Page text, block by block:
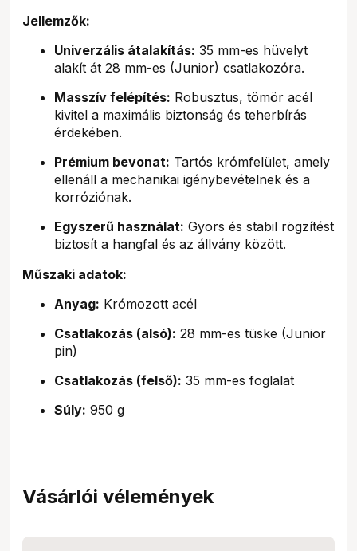
Jellemzők:
Univerzális átalakítás: 35 mm-es hüvelyt
alakít át 28 mm-es (Junior) csatlakozóra.
Masszív felépítés: Robusztus, tömör acél
kivitel a maximális biztonság és teherbírás
érdekében.
Prémium bevonat: Tartós krómfelület, amely
ellenáll a mechanikai igénybevételnek és a
korróziónak.
Egyszerű használat: Gyors és stabil rögzítést
biztosít a hangfal és az állvány között.
Műszaki adatok:
Anyag: Krómozott acél
Csatlakozás (alsó): 28 mm-es tüske (Junior
pin)
Csatlakozás (felső): 35 mm-es foglalat
Súly: 950 g
Vásárlói vélemények